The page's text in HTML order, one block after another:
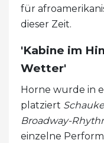
für
dieser Zeit.
'Kabine im
Wetter'
Horne wurde in
platziert
Broadway-
einzelne